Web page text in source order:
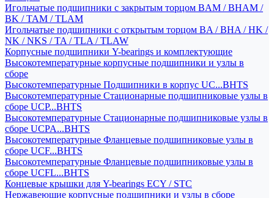
Игольчатые подшипники с закрытым торцом BAM / BHAM /
BK / TAM / TLAM
Игольчатые подшипники с открытым торцом BA / BHA / HK /
NK / NKS / TA / TLA / TLAW
Корпусные подшипники Y-bearings и комплектующие
Высокотемпературные корпусные подшипники и узлы в
сборе
Высокотемпературные Подшипники в корпус UC...BHTS
Высокотемпературные Стационарные подшипниковые узлы в
сборе UCP...BHTS
Высокотемпературные Стационарные подшипниковые узлы в
сборе UCPA...BHTS
Высокотемпературные Фланцевые подшипниковые узлы в
сборе UCF...BHTS
Высокотемпературные Фланцевые подшипниковые узлы в
сборе UCFL...BHTS
Концевые крышки для Y-bearings ECY / STC
Нержавеющие корпусные подшипники и узлы в сборе